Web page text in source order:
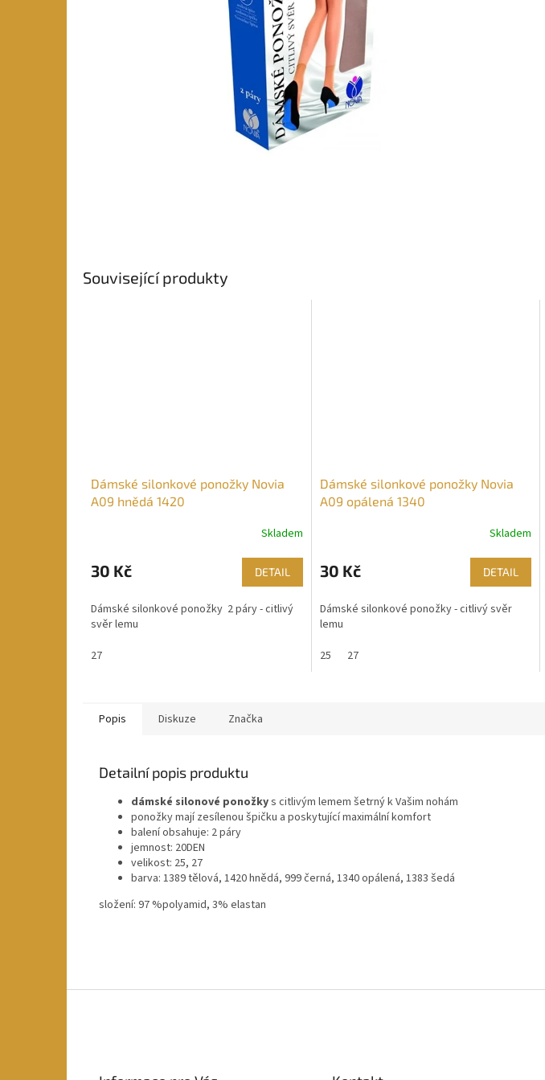
Související produkty
Dámské silonkové ponožky Novia
A09 hnědá 1420
Skladem
30 Kč DETAIL
Dámské silonkové ponožky 2 páry - citlivý
svěr lemu
27
Dámské silonkové ponožky Novia
A09 opálená 1340
Skladem
30 Kč DETAIL
Dámské silonkové ponožky - citlivý svěr
lemu
25
27
Popis Diskuze Značka
Detailní popis produktu
dámské silonové ponožkys citlivým lemem šetrný k Vašim nohám
ponožky mají zesílenou špičku a poskytující maximální komfort
balení obsahuje: 2 páry
jemnost: 20DEN
velikost: 25, 27
barva: 1389 tělová, 1420 hnědá, 999 černá, 1340 opálená, 1383 šedá
složení: 97 %polyamid, 3% elastan